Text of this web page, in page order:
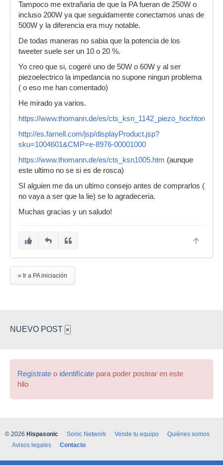
Tampoco me extrañaria de que la PA fueran de 250W o
incluso 200W ya que seguidamente conectamos unas de
500W y la diferencia era muy notable.
De todas maneras no sabia que la potencia de los
tweeter suele ser un 10 o 20 %.
Yo creo que si, cogeré uno de 50W o 60W y al ser
piezoelectrico la impedancia no supone ningun problema
( o eso me han comentado)
He mirado ya varios.
https://www.thomann.de/es/
http://es.farnell.com/jsp/displayProduct.jsp?
sku=1004601&CMP=e-8976-00001000
https://www.thomann.de/es/cts_ksn1005.htm (aunque
este ultimo no se si es de rosca)
SI alguien me da un ultimo consejo antes de comprarlos (
no vaya a ser que la lie) se lo agradeceria.
Muchas gracias y un saludo!
« Ir a PA iniciación
NUEVO POST ×
Regístrate o identifícate para poder postear en este
hilo
© 2026 Hispasonic Sonic Network Vende tu equipo
Quiénes somos
Avisos legales
Contacto